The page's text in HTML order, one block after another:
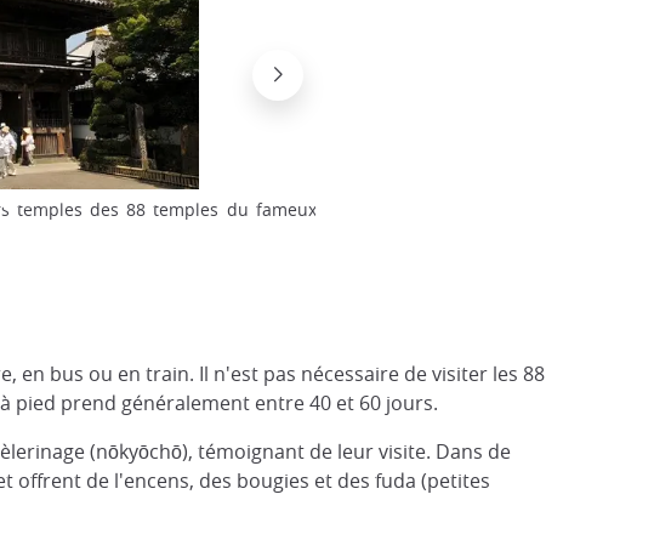
temples des 88 temples du fameux
bus ou en train. Il n'est pas nécessaire de visiter les 88
pied prend généralement entre 40 et 60 jours.
(nōkyōchō), témoignant de leur visite. Dans de
offrent de l'encens, des bougies et des fuda (petites